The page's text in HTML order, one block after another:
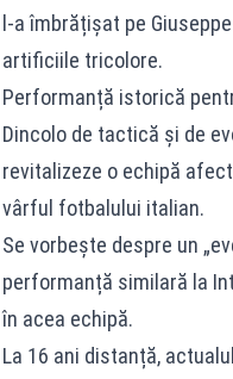
l-a îmbrățișat pe
artificiile tricolore.
Performanță istorică
Dincolo de tactică și de
revitalizeze o echipă
vârful fotbalului italian.
Se vorbește despre un
performanță similară la
în acea echipă.
La 16 ani distanță,